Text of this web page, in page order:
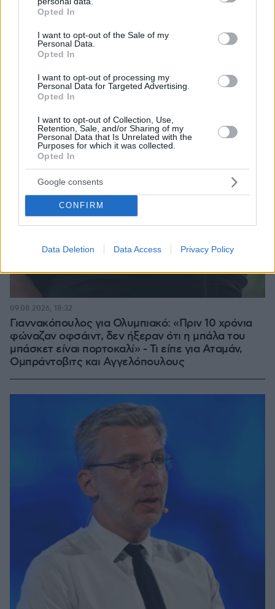
grant or deny consent to Google and its third-party tags to
use your data for below specified purposes in below Google
consent section.
Opted In
I want to opt-out of the Sale of my
Personal Data.
Opted In
I want to opt-out of processing my
Personal Data for Targeted Advertising.
Opted In
I want to opt-out of Collection, Use,
Retention, Sale, and/or Sharing of my
Personal Data that Is Unrelated with the
Purposes for which it was collected.
Opted In
Google consents
CONFIRM
Data Deletion Data Access Privacy Policy
Γιαννακόπουλος για Ολυμπιακό: «Πριν 10 χρόνια
φώναζαν οφσάιντ, δεν ήξεραν ότι η μπάλα του
μπάσκετ είναι πορτοκαλί» - Τι είπε για Αταμάν,
Ομπράντοβιτς και Αγγελόπουλους
09.08.2026, 18:32